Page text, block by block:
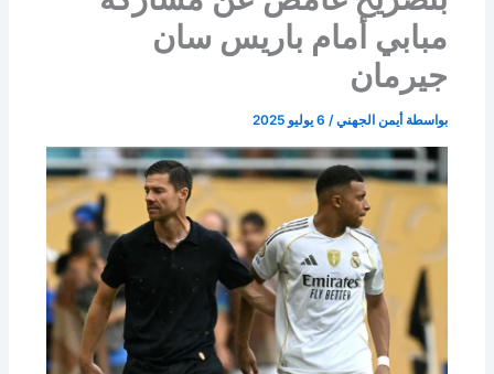
مبابي أمام باريس سان
جيرمان
بواسطة أيمن الجهني/ 6 يوليو 2025